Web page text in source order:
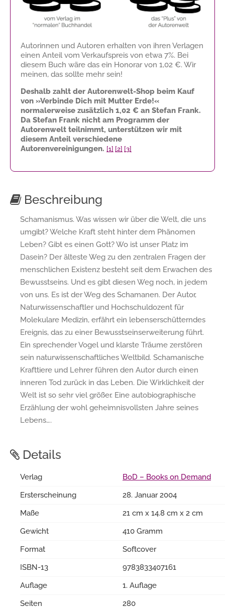
Autorinnen und Autoren erhalten von ihren Verlagen
einen Anteil vom Verkaufspreis von etwa 7%. Bei
diesem Buch wäre das ein Honorar von 1,02 €. Wir
meinen, das sollte mehr sein!
Deshalb zahlt der Autorenwelt-Shop beim Kauf
von »Verbinde Dich mit Mutter Erde!«
normalerweise zusätzlich 1,02 € an Stefan Frank.
Da Stefan Frank nicht am Programm der
Autorenwelt teilnimmt, unterstützen wir mit
diesem Anteil verschiedene
Autorenvereinigungen. [1] [2] [3]
Beschreibung
Schamanismus. Was wissen wir über die Welt, die uns
umgibt? Welche Kraft steht hinter dem Phänomen
Leben? Gibt es einen Gott? Wo ist unser Platz im
Dasein? Der älteste Weg zu den zentralen Fragen der
menschlichen Existenz besteht seit dem Erwachen des
Bewusstseins. Und es gibt diesen Weg noch, in jedem
von uns. Es ist der Weg des Schamanen. Der Autor,
Naturwissenschaftler und Hochschuldozent für
Molekulare Medizin, erfährt ein lebenserschütterndes
Ereignis, das zu einer Bewusstseinserweiterung führt.
Ein sprechender Vogel und klarste Träume zerstören
sein naturwissenschaftliches Weltbild. Schamanische
Krafttiere und Lehrer führen den Autor durch einen
inneren Tod zurück in das Leben. Die Wirklichkeit der
Welt ist so sehr viel größer. Eine autobiographische
Erzählung der wohl geheimnisvollsten Jahre seines
Lebens….
Details
Verlag
BoD – Books on Demand
Ersterscheinung
28. Januar 2004
Maße
21 cm x 14.8 cm x 2 cm
Gewicht
410 Gramm
Format
Softcover
ISBN-13
9783833407161
Auflage
1. Auflage
Seiten
280